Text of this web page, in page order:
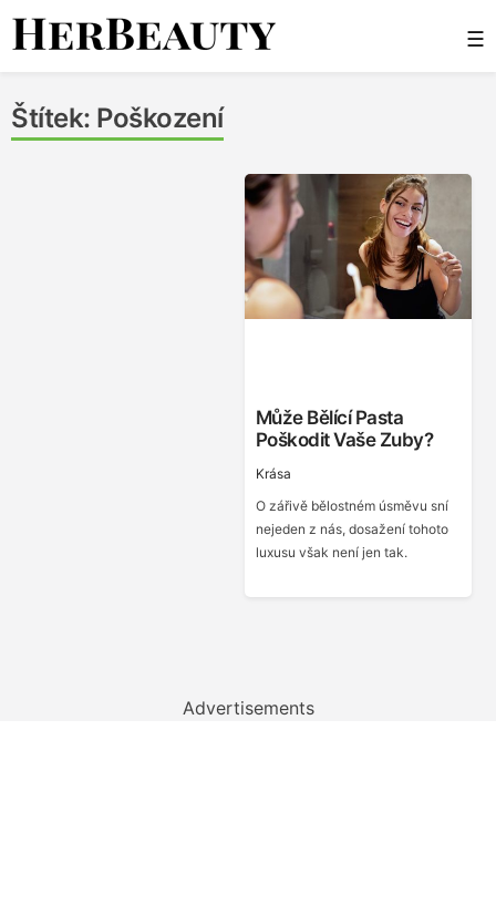
Skip
☰
Štítek: Poškození
Může Bělící Pasta
Poškodit Vaše Zuby?
Krása
O zářivě bělostném úsměvu sní
nejeden z nás, dosažení tohoto
luxusu však není jen tak.
Advertisements